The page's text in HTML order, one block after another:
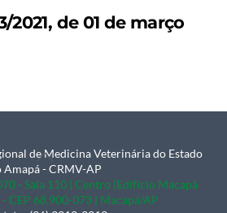
2021, de 01 de março
Back
To
Top
de Medicina Veterinária do Estado
Amapá - CRMV-AP
- Sala 110 | Centro |Edifício Macapá
CEP 68.900-073 | Macapá/AP